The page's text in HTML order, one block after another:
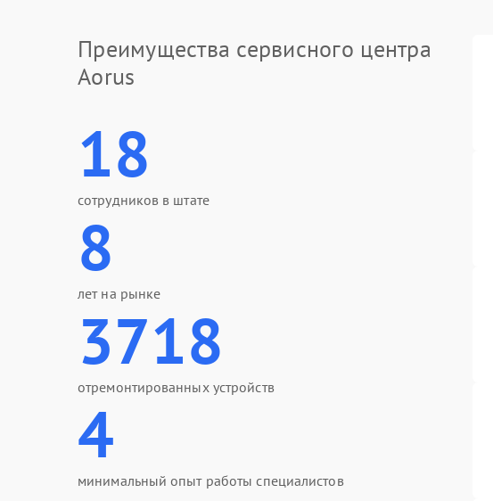
Преимущества сервисного центра
Aorus
18
сотрудников в штате
8
лет на рынке
3718
отремонтированных устройств
4
минимальный опыт работы специалистов